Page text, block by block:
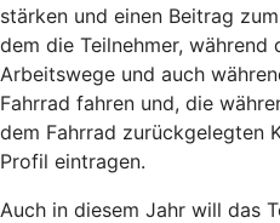
stärken und einen Beitrag
dem die Teilnehmer, während
Arbeitswege und auch
Fahrrad fahren und, die
dem Fahrrad zurückgelegten
Profil eintragen.
Auch in diesem Jahr will das